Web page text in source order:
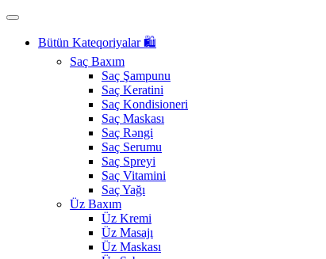
Bütün Kateqoriyalar 🛍️
Saç Baxım
Saç Şampunu
Saç Keratini
Saç Kondisioneri
Saç Maskası
Saç Rəngi
Saç Serumu
Saç Spreyi
Saç Vitamini
Saç Yağı
Üz Baxım
Üz Kremi
Üz Masajı
Üz Maskası